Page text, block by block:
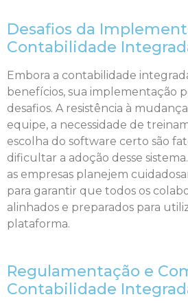
Desafios da
Contabilidade
Embora a contabilidade
benefícios, sua implementação
desafios. A resistência à
equipe, a necessidade de
escolha do software certo são
dificultar a adoção desse
as empresas planejem
para garantir que todos os
alinhados e preparados para
plataforma.
Regulamentação e
Contabilidade